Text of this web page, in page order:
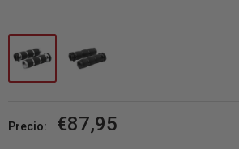
Precio:
Precio
€87,95